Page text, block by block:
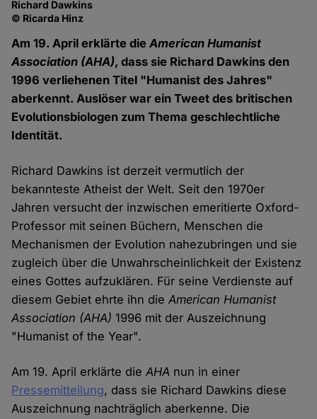
Richard Dawkins
© Ricarda Hinz
Am 19. April erklärte dieAmerican Humanist
Association (AHA), dass sie Richard Dawkins den
1996 verliehenen Titel "Humanist des Jahres"
aberkennt. Auslöser war ein Tweet des britischen
Evolutionsbiologen zum Thema geschlechtliche
Identität.
Richard Dawkins ist derzeit vermutlich der
bekannteste Atheist der Welt. Seit den 1970er
Jahren versucht der inzwischen emeritierte Oxford-
Professor mit seinen Büchern, Menschen die
Mechanismen der Evolution nahezubringen und sie
zugleich über die Unwahrscheinlichkeit der Existenz
eines Gottes aufzuklären. Für seine Verdienste auf
diesem Gebiet ehrte ihn dieAmerican Humanist
Association (AHA) 1996 mit der Auszeichnung
"Humanist of the Year".
Am 19. April erklärte dieAHA nun in einer
Pressemitteilung, dass sie Richard Dawkins diese
Auszeichnung nachträglich aberkenne. Die